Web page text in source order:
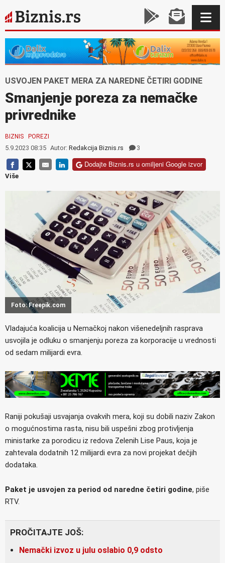
USVOJEN PAKET MERA ZA NAREDNE ČETIRI GODINE
Smanjenje poreza za nemačke
privrednike
BIZNIS POREZI
5.9.2023 08:35 Autor: Redakcija Biznis.rs 3
Dodajte Biznis.rs u omiljeni Google izvor
Više
Foto: Freepik.com
Vladajuća koalicija u Nemačkoj nakon višenedeljnih rasprava
usvojila je odluku o smanjenju poreza za korporacije u vrednosti
od sedam milijardi evra.
Raniji pokušaji usvajanja ovakvih mera, koji su dobili naziv Zakon
o mogućnostima rasta, nisu bili uspešni zbog protivljenja
ministarke za porodicu iz redova Zelenih Lise Paus, koja je
zahtevala dodatnih 12 milijardi evra za novi projekat dečjih
dodataka.
Paket je usvojen za period od naredne četiri godine, piše
RTV.
PROČITAJTE JOŠ:
Nemački izvoz u julu oslabio 0,9 odsto